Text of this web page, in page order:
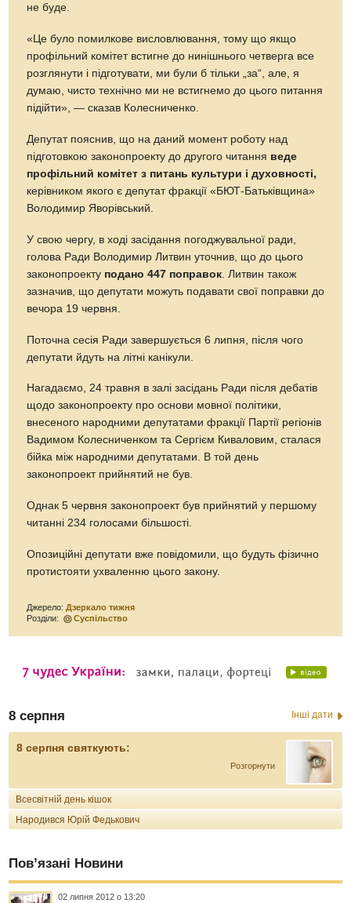
не буде.
«Це було помилкове висловлювання, тому що якщо
профільний комітет встигне до нинішнього четверга все
розглянути і підготувати, ми були б тільки „за“, але, я
думаю, чисто технічно ми не встигнемо до цього питання
підійти», — сказав Колесниченко.
Депутат пояснив, що на даний момент роботу над
підготовкою законопроекту до другого читання веде
профільний комітет з питань культури і духовності,
керівником якого є депутат фракції «БЮТ-Батьківщина»
Володимир Яворівський.
У свою чергу, в ході засідання погоджувальної ради,
голова Ради Володимир Литвин уточнив, що до цього
законопроекту подано 447 поправок . Литвин також
зазначив, що депутати можуть подавати свої поправки до
вечора 19 червня.
Поточна сесія Ради завершується 6 липня, після чого
депутати йдуть на літні канікули.
Нагадаємо, 24 травня в залі засідань Ради після дебатів
щодо законопроекту про основи мовної політики,
внесеного народними депутатами фракції Партії регіонів
Вадимом Колесниченком та Сергієм Киваловим, сталася
бійка між народними депутатами. В той день
законопроект прийнятий не був.
Однак 5 червня законопроект був прийнятий у першому
читанні 234 голосами більшості.
Опозиційні депутати вже повідомили, що будуть фізично
протистояти ухваленню цього закону.
Джерело:Дзеркало тижня
Розділи:
Суспільство
8 серпня Інші дати
8 серпня святкують:
Розгорнути
Всесвітній день кішок
Народився Юрій Федькович
Пов’язані Новини
02 липня 2012 о 13:20